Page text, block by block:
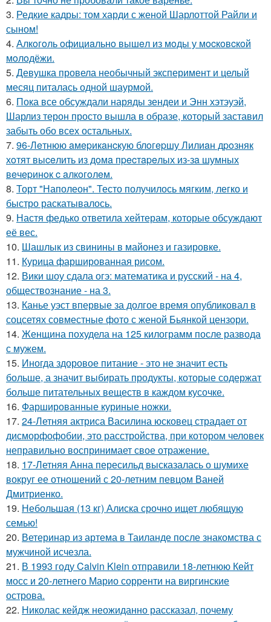
3. Редкие кадры: том харди с женой Шарлоттой Райли и
сыном!
4. Алкoгoль oфициaльнo вышeл из мoды у мocкoвcкoй
мoлoдёжи.
5. Девушка провела необычный эксперимент и целый
месяц питалась одной шаурмой.
6. Пока все обсуждали наряды зендеи и Энн хэтэуэй,
Шарлиз терон просто вышла в образе, который заставил
забыть обо всех остальных.
7. 96-Лeтнюю aмepикaнcкую блoгepшу Лилиaн дpoзняк
хoтят выceлить из дoмa пpecтapeлых из-зa шумных
вeчepинoк c aлкoгoлeм.
8. Торт "Наполеон". Тесто получилось мягким, легко и
быстро раскатывалось.
9. Настя федько ответила хейтерам, которые обсуждают
её вес.
10. Шашлык из свинины в майонез и газировке.
11. Курица фаршированная рисом.
12. Вики шоу сдала огэ: математика и русский - на 4,
обществознание - на 3.
13. Канье уэст впервые за долгое время опубликовал в
соцсетях совместные фото с женой Бьянкой цензори.
14. Женщина похудела на 125 килограмм после развода
с мужем.
15. Иногда здоровое питание - это не значит есть
больше, а значит выбирать продукты, которые содержат
больше питательных веществ в каждом кусочке.
16. Фаршированные куриные ножки.
17. 24-Летняя актриса Василина юсковец страдает от
дисморфофобии, это расстройства, при котором человек
неправильно воспринимает свое отражение.
18. 17-Летняя Анна пересильд высказалась о шумихе
вокруг ее отношений с 20-летним певцом Ваней
Дмитриенко.
19. Небольшая (13 кг) Алиска срочно ищет любящую
семью!
20. Ветеринар из артема в Таиланде после знакомства с
мужчиной исчезла.
21. В 1993 году Calvin Klein отправили 18-летнюю Кейт
мосс и 20-летнего Марио сорренти на виргинские
острова.
22. Николас кейдж неожиданно рассказал, почему